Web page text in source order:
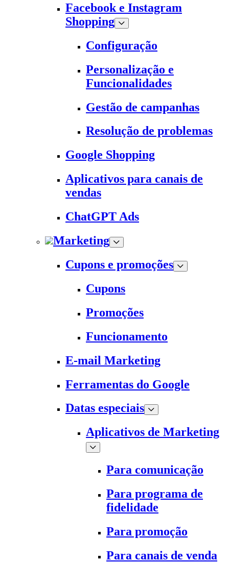
Facebook e Instagram
Shopping
Configuração
Personalização e
Funcionalidades
Gestão de campanhas
Resolução de problemas
Google Shopping
Aplicativos para canais de
vendas
ChatGPT Ads
Marketing
Cupons e promoções
Cupons
Promoções
Funcionamento
E-mail Marketing
Ferramentas do Google
Datas especiais
Aplicativos de Marketing
Para comunicação
Para programa de
fidelidade
Para promoção
Para canais de venda